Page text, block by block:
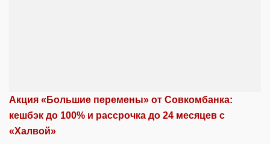
Акция «Большие перемены» от Совкомбанка:
кешбэк до 100% и рассрочка до 24 месяцев с
«Халвой»